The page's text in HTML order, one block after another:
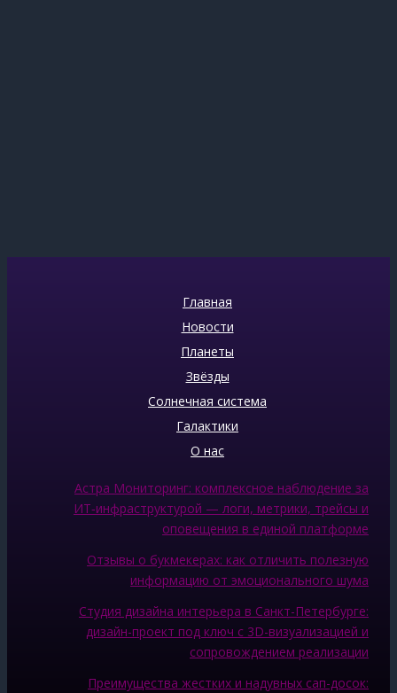
Главная
Новости
Планеты
Звёзды
Солнечная система
Галактики
О нас
Астра Мониторинг: комплексное наблюдение за
ИТ‑инфраструктурой — логи, метрики, трейсы и
оповещения в единой платформе
Отзывы о букмекерах: как отличить полезную
информацию от эмоционального шума
Студия дизайна интерьера в Санкт-Петербурге:
дизайн-проект под ключ с 3D-визуализацией и
сопровождением реализации
Преимущества жестких и надувных сап-досок: